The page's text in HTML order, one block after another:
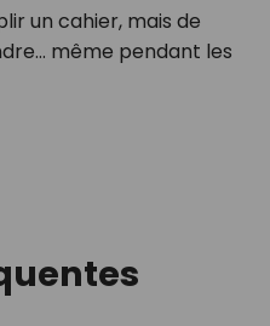
un cahier, mais de
même pendant les